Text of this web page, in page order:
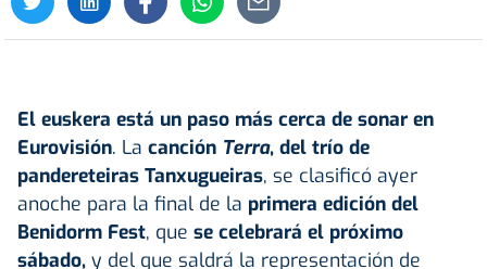
El euskera está un paso más cerca de sonar en
Eurovisión. La canción Terra, del trío de
pandereteiras Tanxugueiras, se clasificó ayer
anoche para la final de la primera edición del
Benidorm Fest, que se celebrará el próximo
sábado, y del que saldrá la representación de